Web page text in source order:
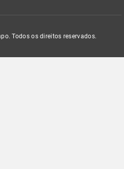
Todos os direitos reservados.